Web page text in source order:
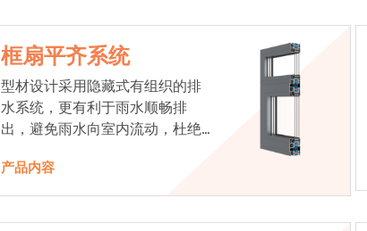
框扇平齐系统
型材设计采用隐藏式有组织的排
水系统，更有利于雨水顺畅排
出，避免雨水向室内流动，杜绝
产品内容